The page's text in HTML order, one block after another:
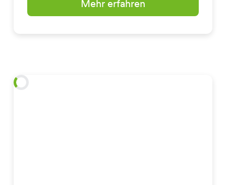
Mehr erfahren